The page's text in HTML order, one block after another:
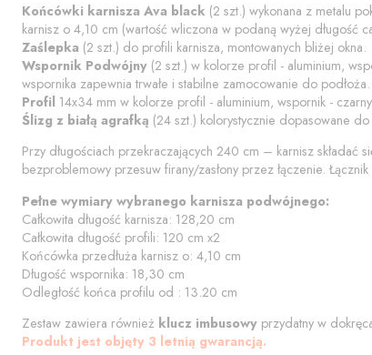
Końcówki karnisza Ava black (2 szt.) wykonana z metalu
karnisz o 4,10 cm (wartość wliczona w podaną wyżej długość
Zaślepka (2 szt.) do profili karnisza, montowanych bliżej okna.
Wspornik Podwójny (2 szt.) w kolorze profil - aluminium,
wspornika zapewnia trwałe i stabilne zamocowanie do
Profil 14x34 mm w kolorze profil - aluminium, wspornik - czarny
Ślizg z białą agrafką (24 szt.) kolorystycznie dopasowane
Przy długościach przekraczających 240 cm – karnisz składać
bezproblemowy przesuw firany/zasłony przez łączenie.
Pełne wymiary wybranego karnisza podwójnego:
Całkowita długość karnisza: 128,20 cm
Całkowita długość profili: 120 cm x2
Końcówka przedłuża karnisz o: 4,10 cm
Długość wspornika: 18,30 cm
Odległość końca profilu od : 13.20 cm
Zestaw zawiera również klucz imbusowy przydatny w
Produkt jest objęty 3 letnią gwarancją.